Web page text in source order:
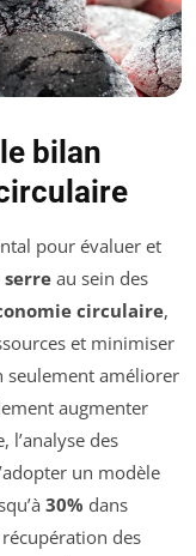
bilan
pour évaluer et
serre au sein des
circulaire,
et minimiser
seulement améliorer
augmenter
l’analyse des
un modèle
30% dans
des